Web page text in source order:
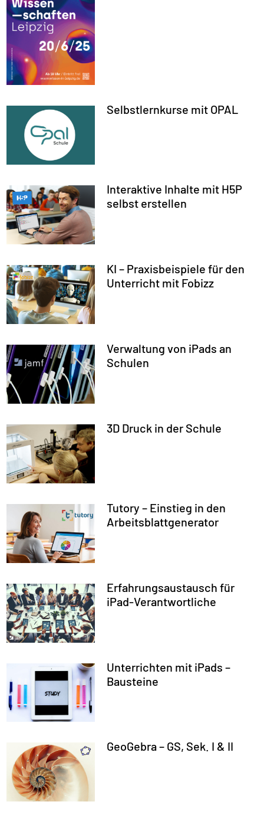
Selbstlernkurse mit OPAL
Interaktive Inhalte mit H5P
selbst erstellen
KI – Praxisbeispiele für den
Unterricht mit Fobizz
Verwaltung von iPads an
Schulen
3D Druck in der Schule
Tutory – Einstieg in den
Arbeitsblattgenerator
Erfahrungsaustausch für
iPad-Verantwortliche
Unterrichten mit iPads –
Bausteine
GeoGebra – GS, Sek. I & II